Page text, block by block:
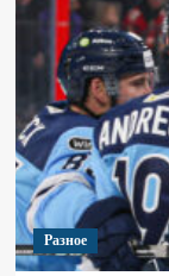
Разное